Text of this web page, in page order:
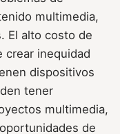
multimedia,
El alto costo de
crear inequidad
dispositivos
tener
multimedia,
de